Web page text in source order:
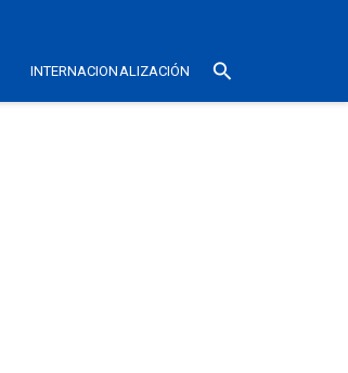
INTERNACIONALIZACIÓN search